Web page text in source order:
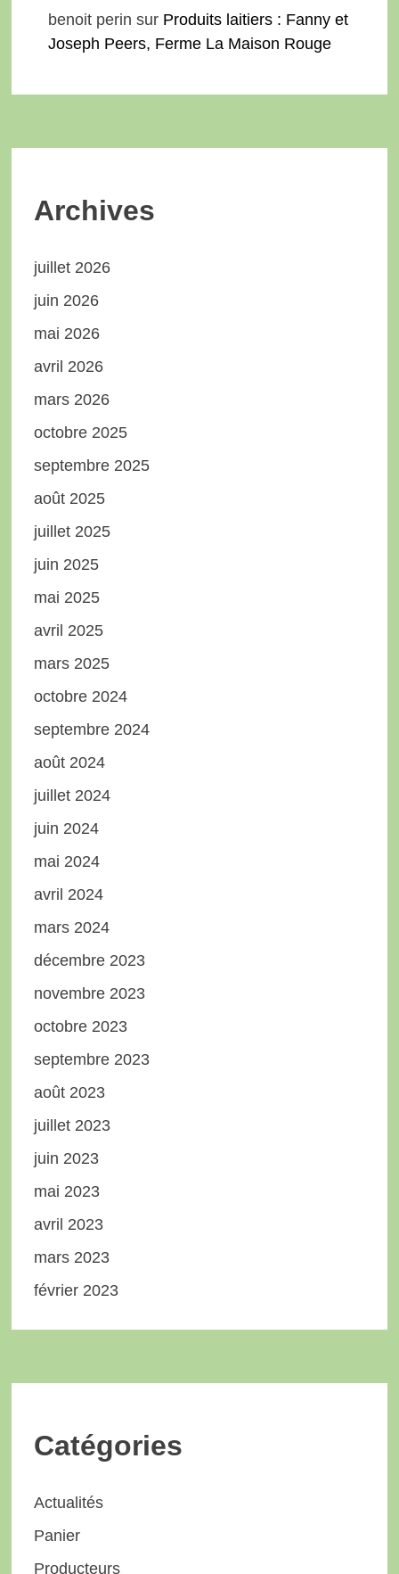
benoit perin sur Produits laitiers : Fanny et
Joseph Peers, Ferme La Maison Rouge
Archives
juillet 2026
juin 2026
mai 2026
avril 2026
mars 2026
octobre 2025
septembre 2025
août 2025
juillet 2025
juin 2025
mai 2025
avril 2025
mars 2025
octobre 2024
septembre 2024
août 2024
juillet 2024
juin 2024
mai 2024
avril 2024
mars 2024
décembre 2023
novembre 2023
octobre 2023
septembre 2023
août 2023
juillet 2023
juin 2023
mai 2023
avril 2023
mars 2023
février 2023
Catégories
Actualités
Panier
Producteurs